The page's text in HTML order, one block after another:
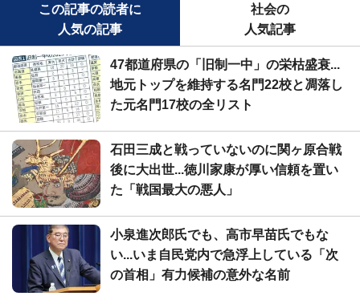
この記事の読者に
人気の記事
社会の
人気記事
47都道府県の「旧制一中」の栄枯盛衰...
地元トップを維持する名門22校と凋落し
た元名門17校の全リスト
石田三成と戦っていないのに関ヶ原合戦
後に大出世...徳川家康が厚い信頼を置い
た「戦国最大の悪人」
小泉進次郎氏でも、高市早苗氏でもな
い...いま自民党内で急浮上している「次
の首相」有力候補の意外な名前